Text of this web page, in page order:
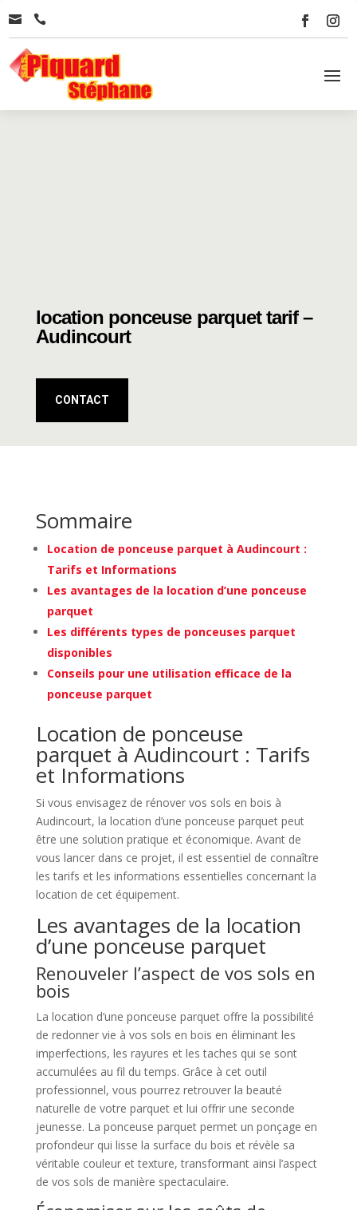
 
location ponceuse parquet tarif –
Audincourt
CONTACT
Sommaire
Location de ponceuse parquet à Audincourt :
Tarifs et Informations
Les avantages de la location d’une ponceuse
parquet
Les différents types de ponceuses parquet
disponibles
Conseils pour une utilisation efficace de la
ponceuse parquet
Location de ponceuse
parquet à Audincourt : Tarifs
et Informations
Si vous envisagez de rénover vos sols en bois à
Audincourt, la location d’une ponceuse parquet peut
être une solution pratique et économique. Avant de
vous lancer dans ce projet, il est essentiel de connaître
les tarifs et les informations essentielles concernant la
location de cet équipement.
Les avantages de la location
d’une ponceuse parquet
Renouveler l’aspect de vos sols en
bois
La location d’une ponceuse parquet offre la possibilité
de redonner vie à vos sols en bois en éliminant les
imperfections, les rayures et les taches qui se sont
accumulées au fil du temps. Grâce à cet outil
professionnel, vous pourrez retrouver la beauté
naturelle de votre parquet et lui offrir une seconde
jeunesse. La ponceuse parquet permet un ponçage en
profondeur qui lisse la surface du bois et révèle sa
véritable couleur et texture, transformant ainsi l’aspect
de vos sols de manière spectaculaire.